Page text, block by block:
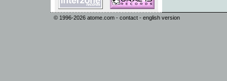
© 1996-2026 atome.com - contact - english version